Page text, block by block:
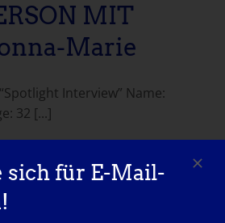
MIT
Marie
Interview” Name:
32 [...]
sich für E-Mail-